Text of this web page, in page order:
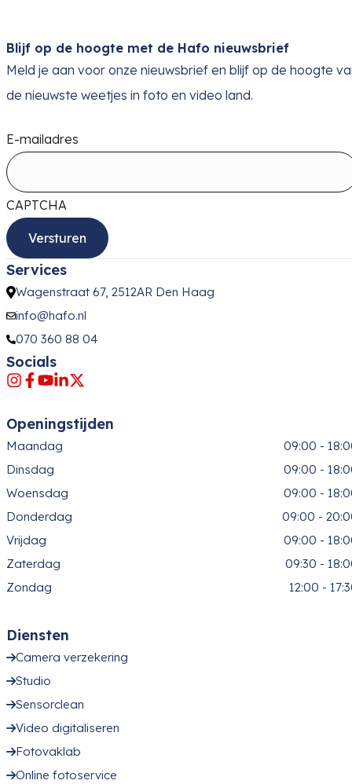
Blijf op de hoogte met de Hafo nieuwsbrief
Meld je aan voor onze nieuwsbrief en blijf op de hoogte
de nieuwste weetjes in foto en video land.
E-mailadres
CAPTCHA
Services
Wagenstraat 67, 2512AR Den Haag
info@hafo.nl
070 360 88 04
Socials
Openingstijden
Maandag
09:00 -
Dinsdag
09:00 -
Woensdag
09:00 -
Donderdag
09:00 -
Vrijdag
09:00 -
Zaterdag
09:30 -
Zondag
12:00 -
Diensten
Camera verzekering
Studio
Sensorclean
Video digitaliseren
Fotovaklab
Online fotoservice